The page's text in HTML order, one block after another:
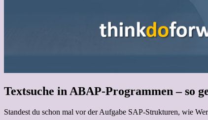
Textsuche in ABAP-Programmen – so
Standest du schon mal vor der Aufgabe SAP-Strukturen, wie